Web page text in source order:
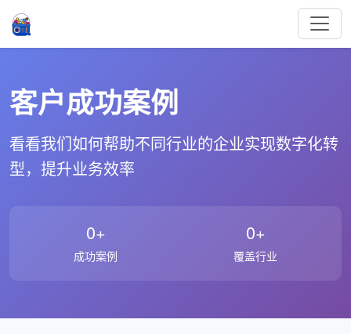
客户成功案例
看看我们如何帮助不同行业的企业实现数字化转
型，提升业务效率
0+
成功案例
0+
覆盖行业